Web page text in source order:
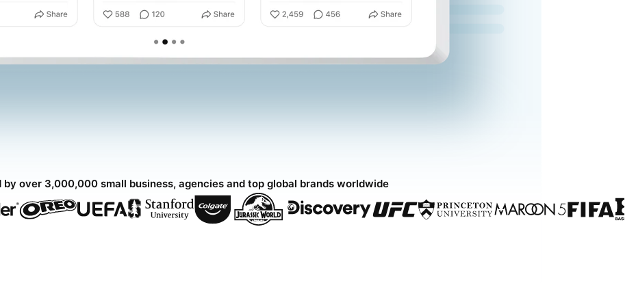
by over 3,000,000 small business, agencies and top global brands worldwide